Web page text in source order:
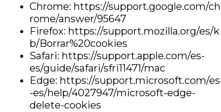
Chrome: https://support.google.com/ch
rome/answer/95647
Firefox: https://support.mozilla.org/es/k
b/Borrar%20cookies
Safari: https://support.apple.com/es-
es/guide/safari/sfri11471/mac
Edge: https://support.microsoft.com/es
-es/help/4027947/microsoft-edge-
delete-cookies